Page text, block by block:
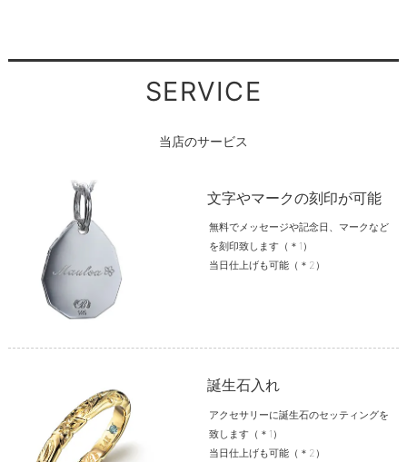
SERVICE
当店のサービス
文字やマークの刻印が可能
無料でメッセージや記念日、マークなど
を刻印致します（＊1）
当日仕上げも可能（＊2）
誕生石入れ
アクセサリーに誕生石のセッティングを
致します（＊1）
当日仕上げも可能（＊2）